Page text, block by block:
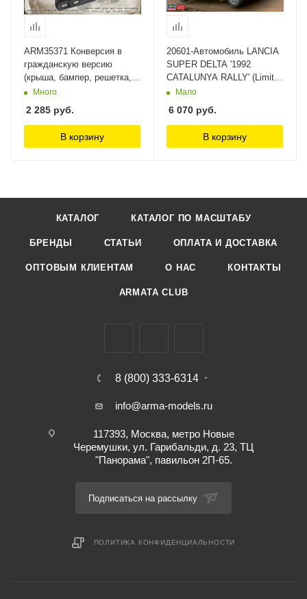
ARM35371 Конверсия в
гражданскую версию
(крыша, бампер, решетка,
спойлеры) ARMOR35 1/35
Много
2 285 руб.
В корзину
20601-Автомобиль LANCIA
SUPER DELTA '1992
CATALUNYA RALLY' (Limited
Edition) Hasegawa
Мало
6 070 руб.
В корзину
КАТАЛОГ КАТАЛОГ ПО МАСШТАБУ
БРЕНДЫ СТАТЬИ ОПЛАТА И ДОСТАВКА
ОПТОВЫМ КЛИЕНТАМ О НАС КОНТАКТЫ
ARMATA CLUB
8 (800) 333-6314
info@arma-models.ru
117393, Москва, метро Новые
Черемушки, ул. Гарибальди, д. 23, ТЦ
"Панорама", павильон 2П-65.
Подписаться на рассылку
ПОЛИТИКА КОНФИДЕНЦИАЛЬНОСТИ